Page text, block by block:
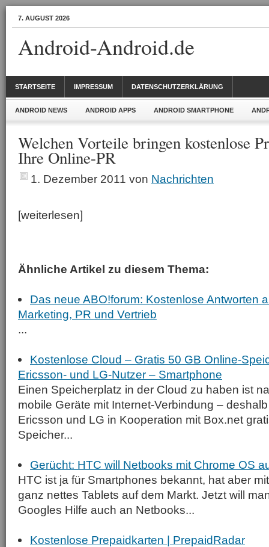
7. AUGUST 2026
Android-Android.de
STARTSEITE IMPRESSUM DATENSCHUTZERKLÄRUNG
ANDROID NEWS ANDROID APPS ANDROID SMARTPHONE
Welchen Vorteile bringen kostenlose
Ihre Online-PR
1. Dezember 2011 von Nachrichten
[weiterlesen]
Ähnliche Artikel zu diesem Thema:
Das neue ABO!forum: Kostenlose Antworten
Marketing, PR und Vertrieb
...
Kostenlose Cloud – Gratis 50 GB Online-
Ericsson- und LG-Nutzer – Smartphone
Einen Speicherplatz in der Cloud zu haben ist
mobile Geräte mit Internet-Verbindung –
Ericsson und LG in Kooperation mit Box.net
Speicher...
Gerücht: HTC will Netbooks mit Chrome OS
HTC ist ja für Smartphones bekannt, hat aber
ganz nettes Tablets auf dem Markt. Jetzt will
Googles Hilfe auch an Netbooks...
Kostenlose Prepaidkarten | PrepaidRadar